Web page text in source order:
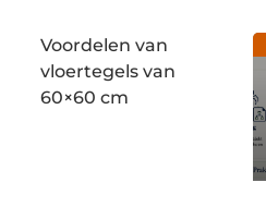
Voordelen van
vloertegels van
60×60 cm